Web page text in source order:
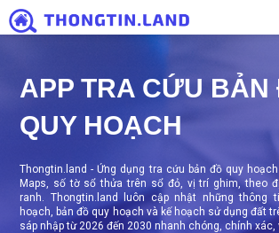
APP TRA CỨU BẢN
QUY HOẠCH
Thongtin.land - Ứng dụng tra cứu bản đồ quy
Maps, số tờ sổ thửa trên sổ đỏ, vị trí ghim, theo
ranh. Thongtin.land luôn cập nhật những thông
hoạch, bản đồ quy hoạch và kế hoạch sử dụng đất
sáp nhập từ 2026 đến 2030 nhanh chóng, chính xác,